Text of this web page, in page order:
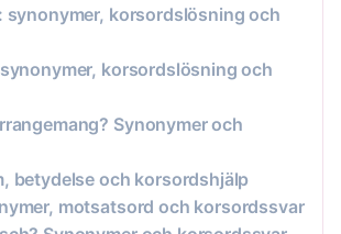
synonymer, korsordslösning och
korsordslösning och
Synonymer och
betydelse och korsordshjälp
motsatsord och korsordssvar